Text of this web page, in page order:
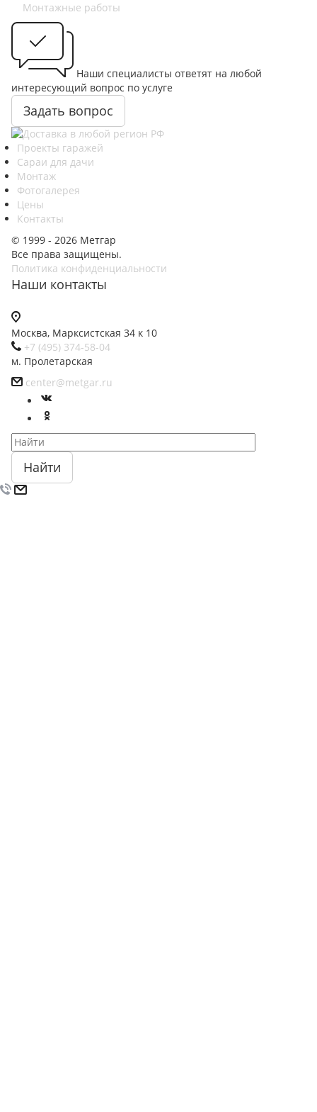
Монтажные работы
Наши специалисты ответят на любой
интересующий вопрос по услуге
Задать вопрос
Проекты гаражей
Сараи для дачи
Монтаж
Фотогалерея
Цены
Контакты
© 1999 - 2026 Метгар
Все права защищены.
Политика конфиденциальности
Наши контакты
Москва, Марксистская 34 к 10
+7 (495) 374-58-04
м. Пролетарская
center@metgar.ru
Найти